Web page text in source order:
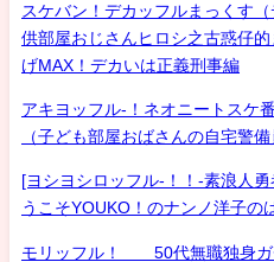
スケバン！デカッフルまっくす
供部屋おじさんヒロシ之古惑仔
げMAX！デカいは正義刑事編
アキヨッフル-！ネオニートスケ
（子ども部屋おばさんの自宅警備
[ヨシヨシロッフル-！！-素浪人
うこそYOUKO！のナンノ洋子の
モリッフル！ 50代無職独身ガ